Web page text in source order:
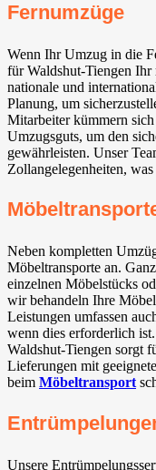
Fernumzüge
Wenn Ihr Umzug in die
für Waldshut-Tiengen Ihr
nationale und
Planung, um
Mitarbeiter kümmern
Umzugsguts, um den
gewährleisten. Unser
Zollangelegenheiten,
Neben kompletten
Möbeltransporte an.
einzelnen Möbelstücks
wir behandeln Ihre
Leistungen umfassen
wenn dies erforderlich
Waldshut-Tiengen sorgt
Lieferungen mit
beim Möbeltransport
Unsere